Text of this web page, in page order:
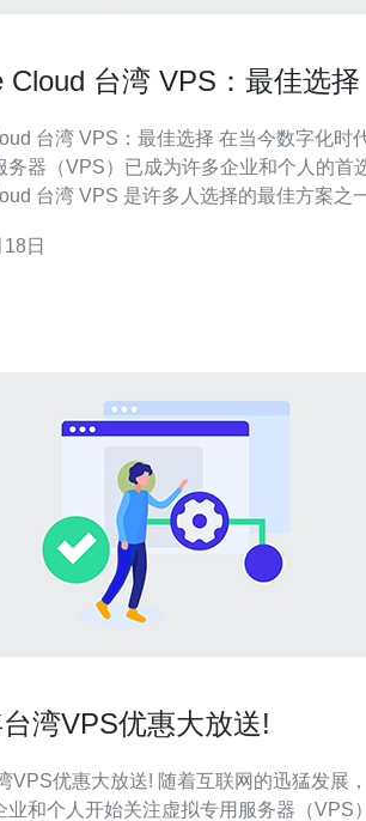
Cloud 台湾 VPS：最佳选择
VPS：最佳选择 在当今数字化时代，
务器（VPS）已成为许多企业和个人的首
台湾 VPS 是许多人选择的最佳方案之
Cloud 提供高性能的服务器，确保稳定的
日
湾VPS优惠大放送!
放送! 随着互联网的迅猛发展，越
业和个人开始关注虚拟专用服务器（VPS